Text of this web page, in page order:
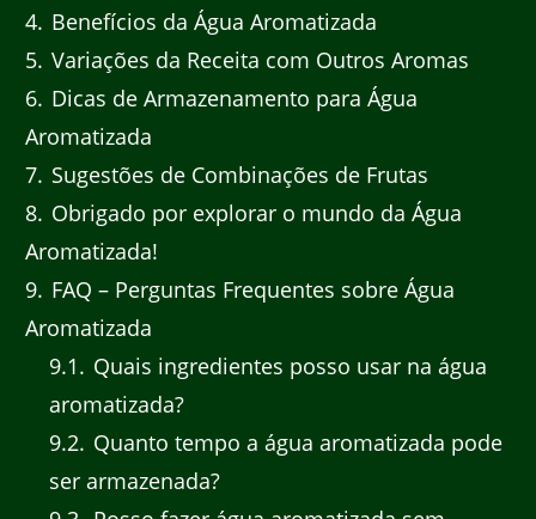
4 Benefícios da Água Aromatizada
5 Variações da Receita com Outros Aromas
6 Dicas de Armazenamento para Água
Aromatizada
7 Sugestões de Combinações de Frutas
8 Obrigado por explorar o mundo da Água
Aromatizada!
9 FAQ – Perguntas Frequentes sobre Água
Aromatizada
9.1
Quais ingredientes posso usar na água
aromatizada?
9.2 Quanto tempo a água aromatizada pode
ser armazenada?